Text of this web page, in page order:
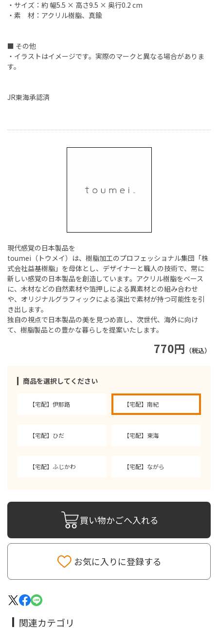
770円 （税込）
商品を選択してください
【宅配】伊那路 【宅配】南紀
【宅配】ひだ 【宅配】東海
【宅配】ふじかわ 【宅配】ながら
・サイズ：約 幅5.5 × 高さ9.5 × 奥行0.2 cm
・素 材：アクリル樹脂、真鍮
■ その他
・イラストはイメージです。実際のマークと異なる場合がありま
す。
JR東海承認済
現代感覚の日本製品を
toumei（トウメイ）は、樹脂加工のプロフェッショナル集団「株
式会社益基樹脂」を母体とし、デザイナーと職人の技術で、常に
新しい感覚の日本製品を創造しています。アクリル樹脂をベース
に、木材などの自然素材や箔押しによる異素材との組み合わせ
や、オリジナルグラフィックによる演出で素材が持つ可能性を引
き出します。
独自の視点で日本製品の美を見つめ直し、次世代、海外に向け
て、樹脂製品との豊かな暮らしを提案いたします。
買い物かごへ入れる
お気に入りに登録する
関連カテゴリ